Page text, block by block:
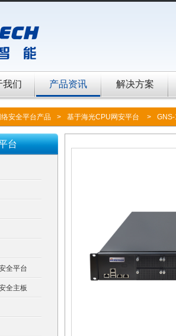
我们 产品资讯 解决方案
络安全平台产品 > 基于海光CPU网安平台 >
台
全平台
全主板